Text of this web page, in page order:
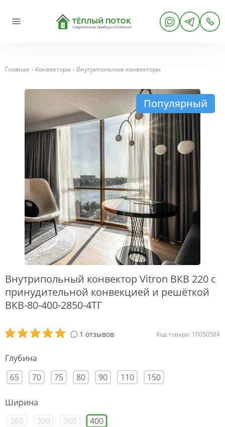
Главная Конвекторы Внутрипольные конвекторы
Популярный
Внутрипольный конвектор Vitron ВКВ 220 с
принудительной конвекцией и решёткой
ВКВ-80-400-2850-4ТГ
1 отзывов Код товара: 10050584
Глубина
65
70 75 80 90 110 150
Ширина
260
300 360 400